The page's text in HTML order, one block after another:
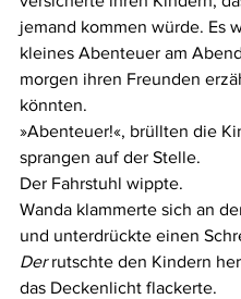
jemand kommen würde. Es
kleines Abenteuer am
morgen ihren Freunden
könnten.
»Abenteuer!«, brüllten die
sprangen auf der Stelle.
Der Fahrstuhl wippte.
Wanda klammerte sich an
und unterdrückte einen
Der rutschte den Kindern
das Deckenlicht flackerte.